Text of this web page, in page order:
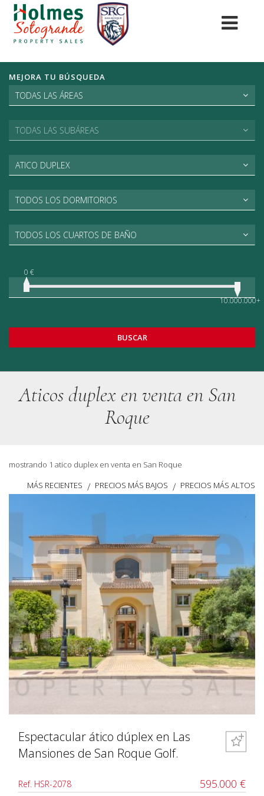
MEJORA TU BÚSQUEDA
TODAS LAS ÁREAS
TODAS LAS SUBÁREAS
0 €
10.000.000+
ATICO DUPLEX
TODOS LOS DORMITORIOS
TODOS LOS CUARTOS DE BAÑO
BUSCAR
Aticos duplex en venta en San
Roque
mostrando 1 atico duplex en venta en San Roque
MÁS RECIENTES / PRECIOS MÁS BAJOS / PRECIOS MÁS ALTOS
Espectacular ático dúplex en Las
Mansiones de San Roque Golf.
Ref. HSR-2078 595.000 €